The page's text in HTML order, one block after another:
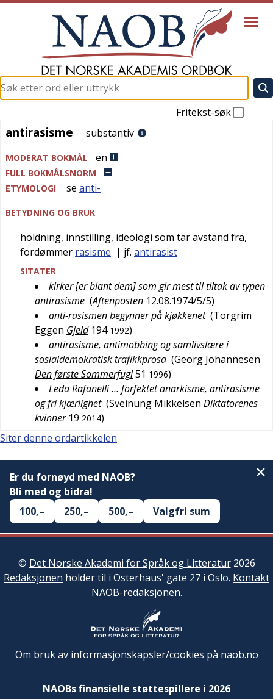
Fritekst-søk
antirasisme
antirasisme substantiv
MODERAT BOKMÅL en
FULL BOKMÅLSNORM
ETYMOLOGI
se anti-
BETYDNING OG BRUK
holdning, innstilling, ideologi som tar avstand fra,
fordømmer rasisme | jf. antirasist
SITATER
kirker [er blant dem] som gir mest til tiltak av typen
antirasisme (Aftenposten 12.08.1974/5/5)
anti-rasismen begynner på kjøkkenet (Torgrim
Eggen Gjeld 194 1992)
antirasisme, antimobbing og samlivslære i
sosialdemokratisk trafikkprosa (Georg Johannesen
Den første Sommerfugl51 1996)
Leda Rafanelli … forfektet anarkisme, antirasisme
og fri kjærlighet (Sveinung Mikkelsen Diktatorenes
kvinner 19 2014)
Siter denne ordartikkelen
Er du fornøyd med NAOB?
Bli med og bidra!
100,–
250,– 500,– Valgfri sum
© Det Norske Akademi for Språk og Litteratur2026
Redaksjonen holder til i Osterhaus' gate 27 i Oslo. Kontakt
NAOB-redaksjonen.
Om bruk av informasjonskapsler/cookies på naob.no
NAOBs finansielle støttespillere i 2026